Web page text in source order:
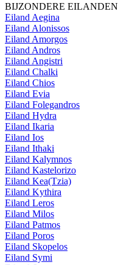
BIJZONDERE EILANDEN
Eiland Aegina
Eiland Alonissos
Eiland Amorgos
Eiland Andros
Eiland Angistri
Eiland Chalki
Eiland Chios
Eiland Evia
Eiland Folegandros
Eiland Hydra
Eiland Ikaria
Eiland Ios
Eiland Ithaki
Eiland Kalymnos
Eiland Kastelorizo
Eiland Kea(Tzia)
Eiland Kythira
Eiland Leros
Eiland Milos
Eiland Patmos
Eiland Poros
Eiland Skopelos
Eiland Symi